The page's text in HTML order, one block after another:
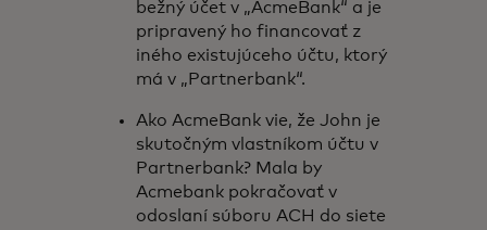
bežný účet v „AcmeBank“ a je
pripravený ho financovať z
iného existujúceho účtu, ktorý
má v „Partnerbank“.
Ako AcmeBank vie, že John je
skutočným vlastníkom účtu v
Partnerbank? Mala by
Acmebank pokračovať v
odoslaní súboru ACH do siete